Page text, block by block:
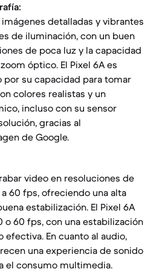
imágenes detalladas y vibrantes
de iluminación, con un buen
de poca luz y la capacidad
óptico. El Pixel 6A es
su capacidad para tomar
colores realistas y un
incluso con su sensor
gracias al
de Google.
video en resoluciones de
60 fps, ofreciendo una alta
estabilización. El Pixel 6A
o 60 fps, con una estabilización
En cuanto al audio,
una experiencia de sonido
el consumo multimedia.